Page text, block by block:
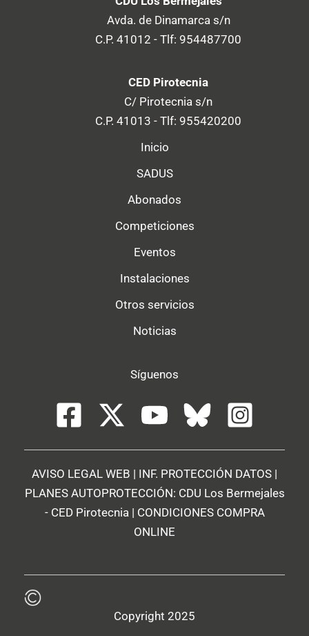
Avda. de Dinamarca s/n
C.P. 41012 - Tlf: 954487700
CED Pirotecnia
C/ Pirotecnia s/n
C.P. 41013 - Tlf: 955420200
Inicio
SADUS
Abonados
Competiciones
Eventos
Instalaciones
Otros servicios
Noticias
Síguenos
AVISO LEGAL WEB | INF. PROTECCIÓN DATOS |
PLANES AUTOPROTECCIÓN: CDU Los Bermejales
- CED Pirotecnia | CONDICIONES COMPRA
ONLINE
Copyright 2025